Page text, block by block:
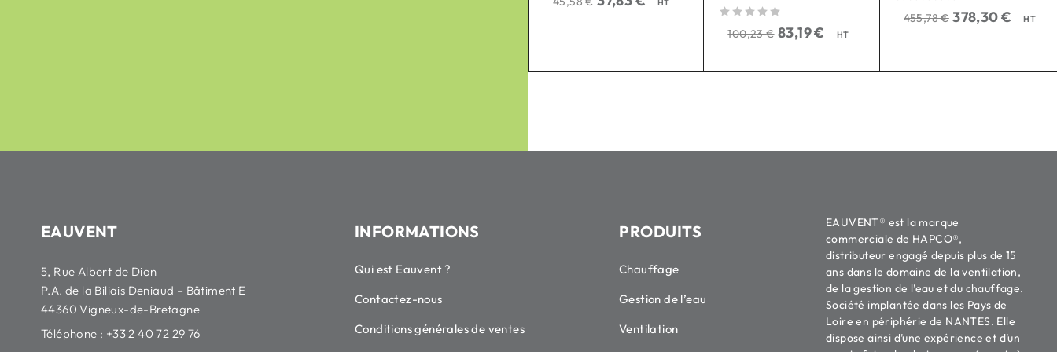
100,23€ 83,19€ HT
455,78€ 378,30€ HT
EAUVENT
5, Rue Albert de Dion
P.A. de la Biliais Deniaud – Bâtiment E
44360 Vigneux-de-Bretagne
Téléphone : +33 2 40 72 29 76
INFORMATIONS
Qui est Eauvent ?
Contactez-nous
Conditions générales de ventes
PRODUITS
Chauffage
Gestion de l’eau
Ventilation
EAUVENT® est la marque
commerciale de HAPCO®,
distributeur engagé depuis plus de 15
ans dans le domaine de la ventilation,
de la gestion de l’eau et du chauffage.
Société implantée dans les Pays de
Loire en périphérie de NANTES. Elle
dispose ainsi d’une expérience et d’un